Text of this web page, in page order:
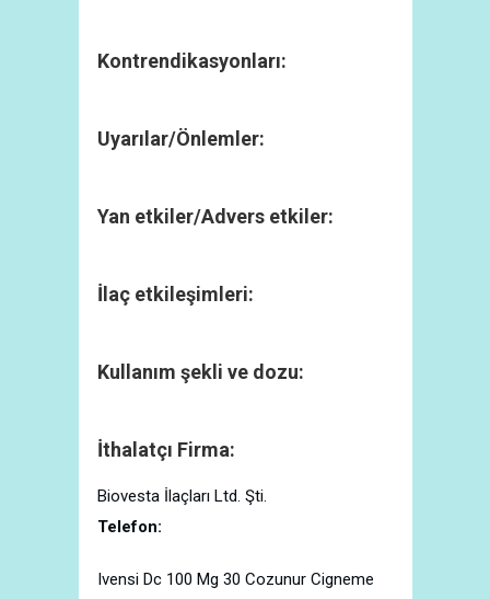
Kontrendikasyonları:
Uyarılar/Önlemler:
Yan etkiler/Advers etkiler:
İlaç etkileşimleri:
Kullanım şekli ve dozu:
İthalatçı Firma:
Biovesta İlaçları Ltd. Şti.
Telefon:
Ivensi Dc 100 Mg 30 Cozunur Cigneme